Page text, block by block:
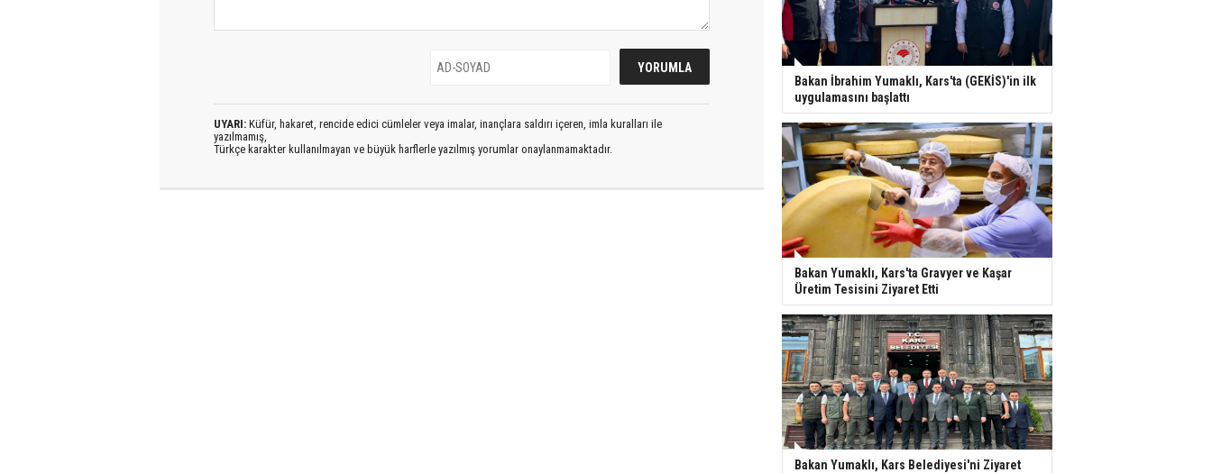
UYARI: Küfür, hakaret, rencide edici cümleler veya imalar, inançlara saldırı içeren, imla kuralları ile
yazılmamış,
Türkçe karakter kullanılmayan ve büyük harflerle yazılmış yorumlar onaylanmamaktadır.
Bakan İbrahim Yumaklı, Kars'ta (GEKİS)'in ilk
uygulamasını başlattı
Bakan Yumaklı, Kars'ta Gravyer ve Kaşar
Üretim Tesisini Ziyaret Etti
Bakan Yumaklı, Kars Belediyesi'ni Ziyaret